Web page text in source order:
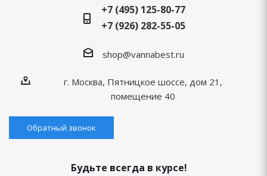
+7 (495) 125-80-77
+7 (926) 282-55-05
shop@vannabest.ru
г. Москва, Пятницкое шоссе, дом 21,
помещение 40
Обратный звонок
Будьте всегда в курсе!